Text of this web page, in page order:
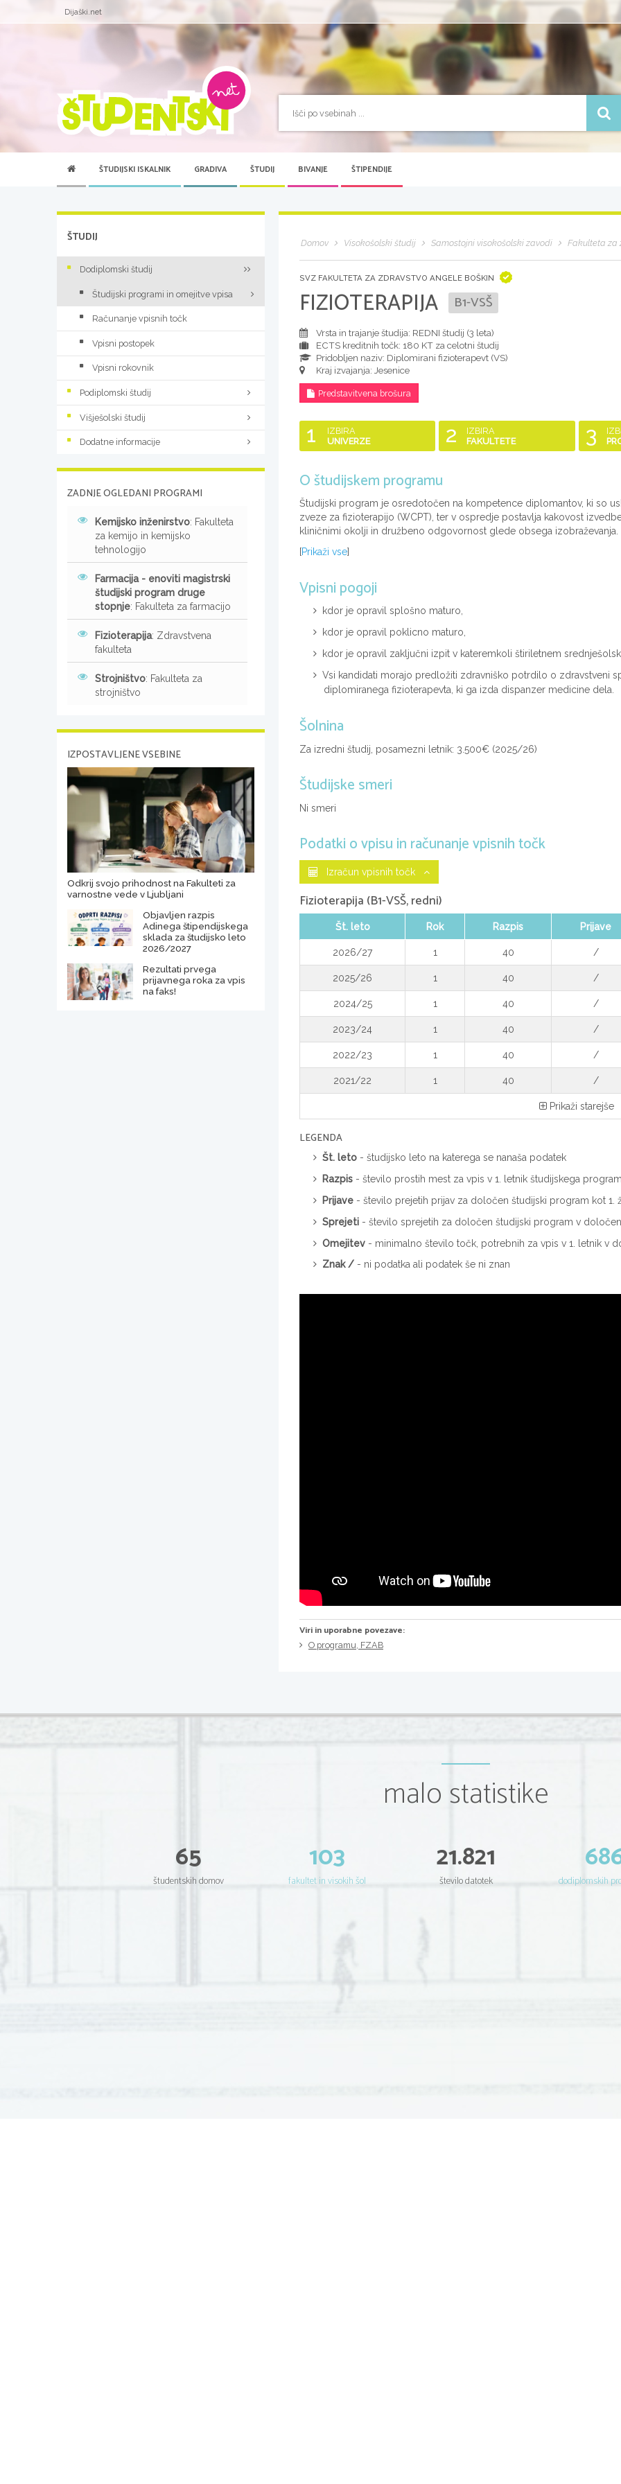
Dijaški.net
ŠTUDIJSKI ISKALNIK GRADIVA ŠTUDIJ BIVANJE ŠTIPENDIJE
Domov Visokošolski študij Samostojni visokošolski zavodi Fakulteta za
SVZ FAKULTETA ZA ZDRAVSTVO ANGELE BOŠKIN
FIZIOTERAPIJA B1-VSŠ
Vrsta in trajanje študija: REDNI študij (3 leta)
ECTS kreditnih točk: 180 KT za celotni študij
Pridobljen naziv: Diplomirani fizioterapevt (VS)
Kraj izvajanja: Jesenice
Predstavitvena brošura
1
IZBIRA
UNIVERZE
2
IZBIRA
FAKULTETE
3
O študijskem programu
Študijski program je osredotočen na kompetence diplomantov, ki so
zveze za fizioterapijo (WCPT), ter v ospredje postavlja kakovost
kliničnimi okolji in družbeno odgovornost glede obsega izobraževanja.
[Prikaži vse]
Vpisni pogoji
kdor je opravil splošno maturo,
kdor je opravil poklicno maturo,
kdor je opravil zaključni izpit v kateremkoli štiriletnem
Vsi kandidati morajo predložiti zdravniško potrdilo o zdravstveni
diplomiranega fizioterapevta, ki ga izda dispanzer medicine dela.
Šolnina
Za izredni študij, posamezni letnik: 3.500€ (2025/26)
Študijske smeri
Ni smeri
Podatki o vpisu in računanje vpisnih točk
Izračun vpisnih točk
Fizioterapija (B1-VSŠ, redni)
Št. leto Rok Razpis Prijave
2026/27 1 40 /
2025/26 1 40 /
2024/25 1 40 /
2023/24 1 40 /
2022/23 1 40 /
2021/22 1 40 /
Prikaži starejše
LEGENDA
Št. leto - študijsko leto na katerega se nanaša podatek
Razpis - število prostih mest za vpis v 1. letnik študijskega
Prijave - število prejetih prijav za določen študijski program kot 1.
Sprejeti - število sprejetih za določen študijski program v
Omejitev - minimalno število točk, potrebnih za vpis v 1. letnik v
Znak / - ni podatka ali podatek še ni znan
Viri in uporabne povezave:
O programu, FZAB
ŠTUDIJ
Dodiplomski študij
Študijski programi in omejitve vpisa
Računanje vpisnih točk
Vpisni postopek
Vpisni rokovnik
Podiplomski študij
Višješolski študij
Dodatne informacije
ZADNJE OGLEDANI PROGRAMI
Kemijsko inženirstvo: Fakulteta
za kemijo in kemijsko
tehnologijo
Farmacija - enoviti magistrski
študijski program druge
stopnje: Fakulteta za farmacijo
Fizioterapija: Zdravstvena
fakulteta
Strojništvo: Fakulteta za
strojništvo
IZPOSTAVLJENE VSEBINE
Odkrij svojo prihodnost na Fakulteti za
varnostne vede v Ljubljani
Objavljen razpis
Adinega štipendijskega
sklada za študijsko leto
2026/2027
Rezultati prvega
prijavnega roka za vpis
na faks!
malo statistike
65
študentskih domov
103
fakultet in visokih šol
21.821
število datotek dodiplomskih